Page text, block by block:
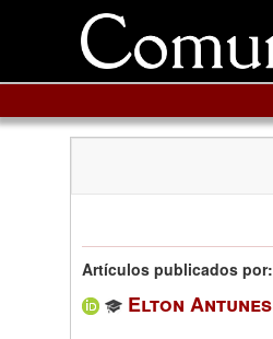
Artículos publicados por:
Elton Antunes